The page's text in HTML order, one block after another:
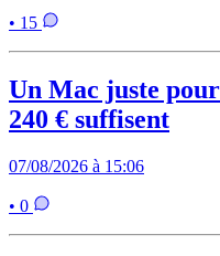
• 15
Un Mac juste
240 € suffisent
07/08/2026 à 15:06
• 0